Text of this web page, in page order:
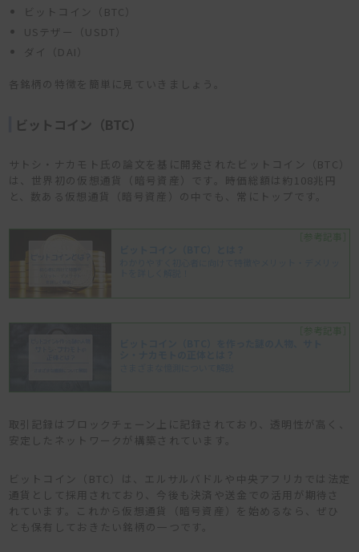
ビットコイン（BTC）
USテザー（USDT）
ダイ（DAI）
各銘柄の特徴を簡単に見ていきましょう。
ビットコイン（BTC）
サトシ・ナカモト氏の論文を基に開発されたビットコイン（BTC）
は、世界初の仮想通貨（暗号資産）です。時価総額は約108兆円
と、数ある仮想通貨（暗号資産）の中でも、常にトップです。
取引記録はブロックチェーン上に記録されており、透明性が高く、
安定したネットワークが構築されています。
ビットコイン（BTC）は、エルサルバドルや中央アフリカでは法定
通貨として採用されており、今後も決済や送金での活用が期待さ
れています。これから仮想通貨（暗号資産）を始めるなら、ぜひ
とも保有しておきたい銘柄の一つです。